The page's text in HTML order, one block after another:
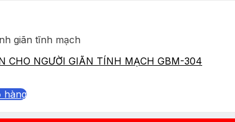
giãn tĩnh mạch
CHO NGƯỜI GIÃN TÍNH MẠCH GBM-304
hàng